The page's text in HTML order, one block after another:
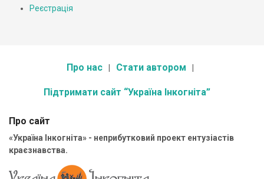
Реєстрація
Про нас Стати автором
Підтримати сайт “Україна Інкогніта”
Про сайт
«Україна Інкогніта» - неприбутковий проект ентузіастів
краєзнавства.